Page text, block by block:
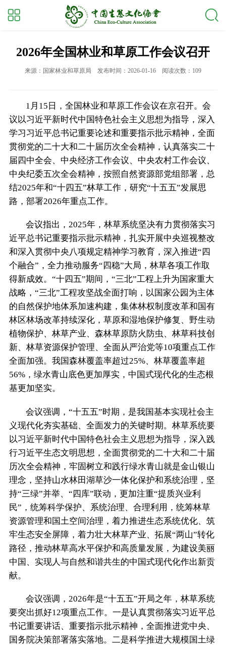
2026年全国林业和草原工作会议召开
来源：国家林业和草原局 发布时间：2026-01-16 阅读次数：109
1月15日，全国林业和草原工作会议在京召开。会
议以习近平新时代中国特色社会主义思想为指导，深入
学习习近平总书记重要论述和重要指示批示精神，全面
贯彻党的二十大和二十届历次全会精神，认真落实二十
届四中全会、中央经济工作会议、中央农村工作会议、
中央纪委五次全会精神，按照自然资源部党组部署，总
结2025年和“十四五”林草工作，研究“十五五”发展思
路，部署2026年重点工作。
会议指出，2025年，林草系统坚决有力贯彻落实习
近平总书记重要指示批示精神，扎实开展中央巡视整改
和深入贯彻中央八项规定精神学习教育，深入推进“四
个融合”，全力推动服务“四稳”大局，林草各项工作取
得新成效。“十四五”期间，“三北”工程上升为国家重大
战略，“三北”工程攻坚战全面打响，以国家公园为主体
的自然保护地体系加速构建，集体林权制度改革和国有
林区林场改革持续深化，草原和湿地保护修复、野生动
植物保护、林草产业、森林草原防火防虫、林草科技创
新、林草资源保护管理、全面从严治党等10项重点工作
全面加强。我国森林覆盖率超过25%、林草覆盖率超
56%，绿水青山底色更加厚实，中国式现代化的生态根
基更加坚实。
会议强调，“十五五”时期，是我国基本实现社会主
义现代化夯实基础、全面发力的关键时期。林草系统要
以习近平新时代中国特色社会主义思想为指导，深入践
行习近平生态文明思想，全面贯彻党的二十大和二十届
历次全会精神，牢固树立和践行绿水青山就是金山银山
理念，坚持山水林田湖草沙一体化保护和系统治理，坚
持“三绿”并举、“四库”联动，更加注重“提质兴业利
民”，统筹科学保护、系统治理、合理利用，统筹林草
资源管理和国土空间治理，着力推进生态系统优化、筑
牢生态安全屏障，着力壮大林草产业、拓展“两山”转化
路径，推动林草高水平保护和高质量发展，为建设美丽
中国、实现人与自然和谐共生的中国式现代化作出新贡
献。
会议强调，2026年是“十五五”开局之年，林草系统
要突出抓好12项重点工作。一是认真贯彻落实习近平总
书记重要讲话、重要指示批示精神，全面推进党中央、
国务院决策部署落实落地。二是科学推进大规模国土绿